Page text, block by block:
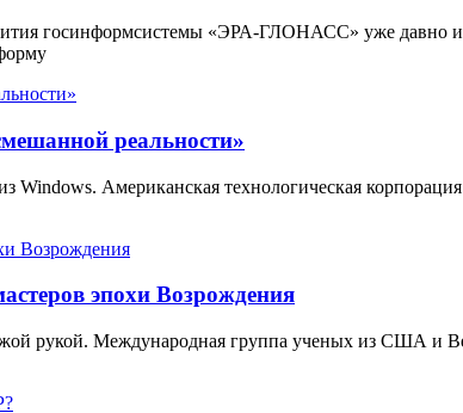
госинформсистемы «ЭРА-ГЛОНАСС» уже давно
реальности»
Windows. Американская технологическая
эпохи Возрождения
рукой. Международная группа ученых из США и